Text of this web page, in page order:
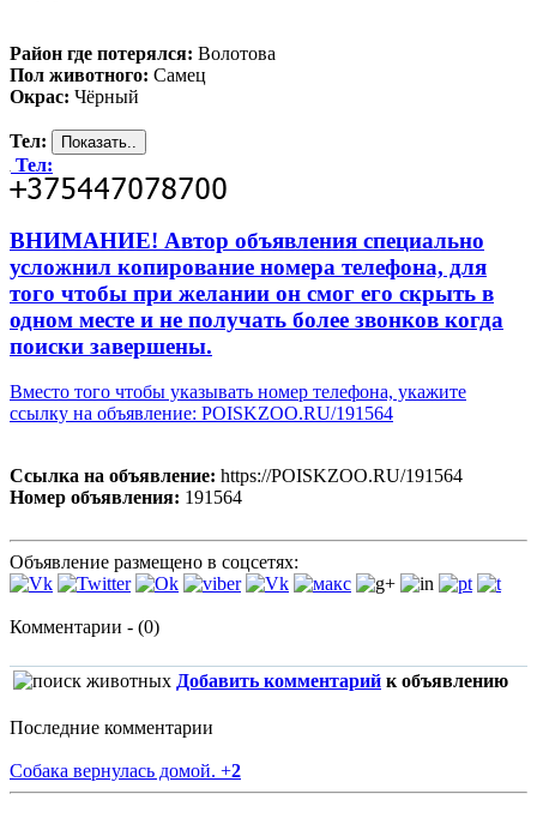
Район где потерялся: Волотова
Пол животного: Самец
Окрас: Чёрный
Тел:
Тел:
ВНИМАНИЕ! Автор объявления специально
усложнил копирование номера телефона, для
того чтобы при желании он смог его скрыть в
одном месте и не получать более звонков когда
поиски завершены.
Вместо того чтобы указывать номер телефона, укажите
ссылку на объявление: POISKZOO.RU/191564
Ссылка на объявление: https://POISKZOO.RU/191564
Номер объявления: 191564
Объявление размещено в соцсетях:
Комментарии - (0)
Добавить комментарий к объявлению
Последние комментарии
Собака вернулась домой. +2